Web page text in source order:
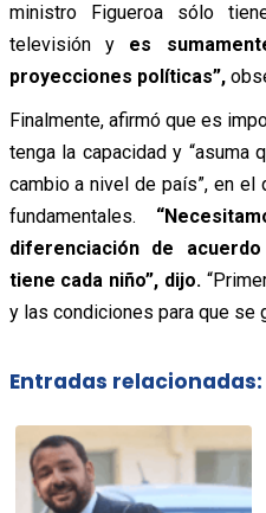
ministro Figueroa sólo
televisión yes
proyecciones políticas”,
Finalmente, afirmó que es
tenga la capacidad y “asuma
cambio a nivel de país”, en
fundamentales.
diferenciación de
tiene cada niño”, dijo.
y las condiciones para que se
Entradas relacionadas: